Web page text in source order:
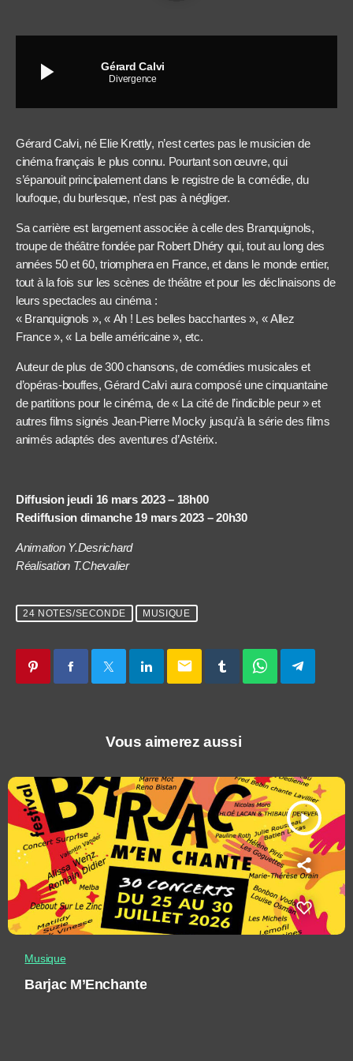
play_arrow Gérard Calvi
Divergence
Gérard Calvi, né Elie Krettly, n’est certes pas le musicien de
cinéma français le plus connu. Pourtant son œuvre, qui
s’épanouit principalement dans le registre de la comédie, du
loufoque, du burlesque, n’est pas à négliger.
Sa carrière est largement associée à celle des Branquignols,
troupe de théâtre fondée par Robert Dhéry qui, tout au long des
années 50 et 60, triomphera en France, et dans le monde entier,
tout à la fois sur les scènes de théâtre et pour les déclinaisons de
leurs spectacles au cinéma :
« Branquignols », « Ah ! Les belles bacchantes », « Allez
France », « La belle américaine », etc.
Auteur de plus de 300 chansons, de comédies musicales et
d’opéras-bouffes, Gérard Calvi aura composé une cinquantaine
de partitions pour le cinéma, de « La cité de l’indicible peur » et
autres films signés Jean-Pierre Mocky jusqu’à la série des films
animés adaptés des aventures d’Astérix.
Diffusion jeudi 16 mars 2023 – 18h00
Rediffusion dimanche 19 mars 2023 – 20h30
Animation Y.Desrichard
Réalisation T.Chevalier
24 NOTES/SECONDE MUSIQUE
email
Vous aimerez aussi
play_arrow
Musique
Barjac M’Enchante